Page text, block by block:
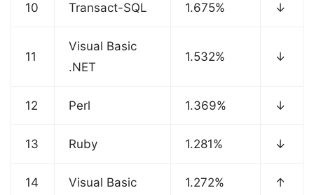
10 Transact-SQL 1.675% ↓
11
Visual Basic
.NET
1.532% ↓
12 Perl 1.369% ↓
13 Ruby 1.281% ↓
14 Visual Basic 1.272% ↑